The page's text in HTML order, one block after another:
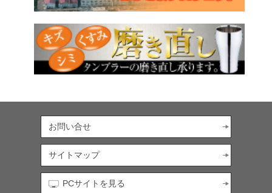
お問い合せ
サイトマップ
PCサイトを見る